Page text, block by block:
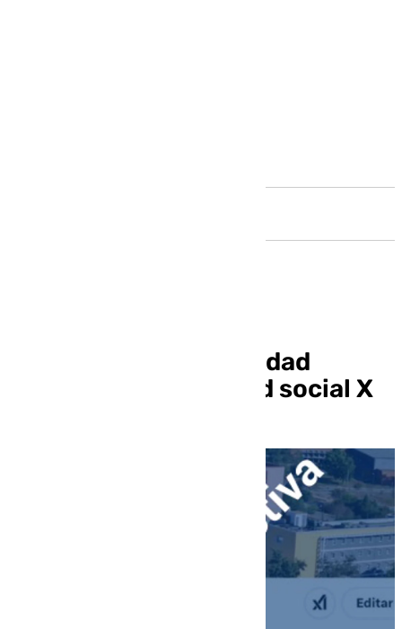
La UPO cesa su actividad
institucional en la red social X